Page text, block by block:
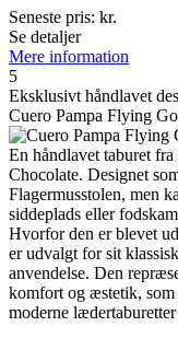
Seneste pris: kr.
Se detaljer
Mere information
5
Eksklusivt håndlavet
Cuero Pampa Flying
En håndlavet taburet
Chocolate. Designet
Flagermusstolen, men
siddeplads eller
Hvorfor den er blevet
er udvalgt for sit
anvendelse. Den
komfort og æstetik,
moderne